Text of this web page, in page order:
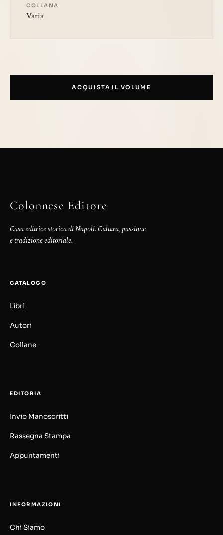
COLLANA
Varia
ACQUISTA IL VOLUME
Colonnese Editore
Casa editrice storica di Napoli. Cultura, passione
e tradizione editoriale.
CATALOGO
Libri
Autori
Collane
EDITORIA
Invio Manoscritti
Rassegna Stampa
Appuntamenti
INFORMAZIONI
Chi Siamo